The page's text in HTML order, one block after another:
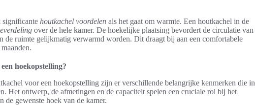
significante houtkachel voordelen als het gaat om warmte. Een houtkachel in de
over de hele kamer. De hoekelijke plaatsing bevordert de circulatie van
de ruimte gelijkmatig verwarmd worden. Dit draagt bij aan een comfortabele
hoekopstelling?
voor een hoekopstelling zijn er verschillende belangrijke kenmerken die in
Het ontwerp, de afmetingen en de capaciteit spelen een cruciale rol bij het
de gewenste hoek van de kamer.